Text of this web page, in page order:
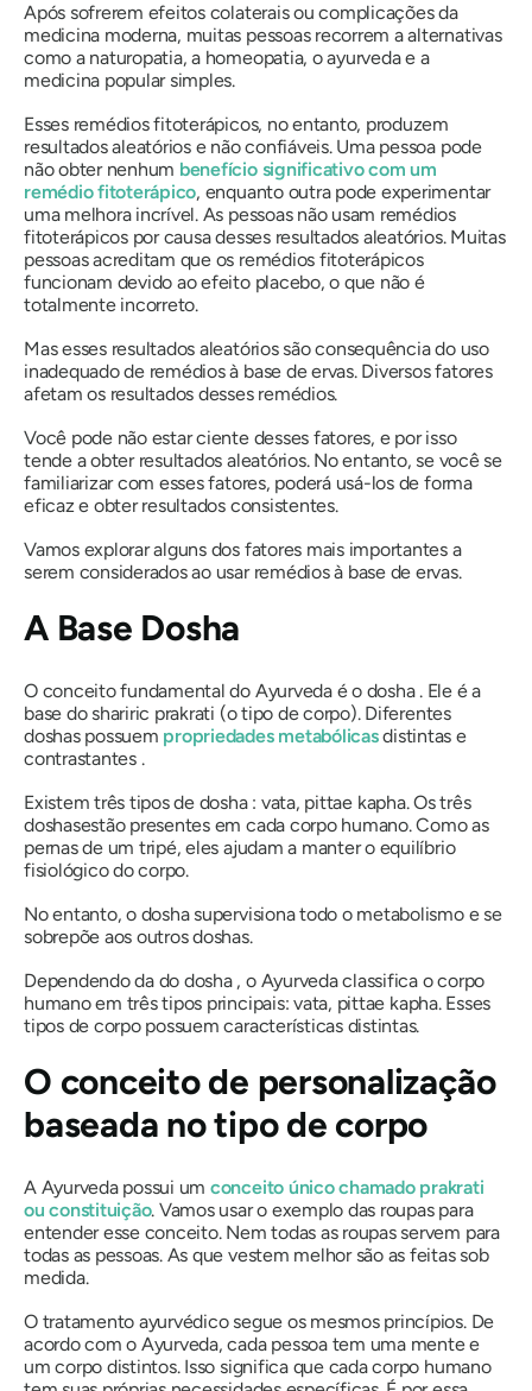
Após sofrerem efeitos colaterais ou complicações da
medicina moderna, muitas pessoas recorrem a alternativas
como a naturopatia, a homeopatia, o ayurveda e a
medicina popular simples.
Esses remédios fitoterápicos, no entanto, produzem
resultados aleatórios e não confiáveis. Uma pessoa pode
não obter nenhum benefício significativo com um
remédio fitoterápico, enquanto outra pode experimentar
uma melhora incrível. As pessoas não usam remédios
fitoterápicos por causa desses resultados aleatórios. Muitas
pessoas acreditam que os remédios fitoterápicos
funcionam devido ao efeito placebo, o que não é
totalmente incorreto.
Mas esses resultados aleatórios são consequência do uso
inadequado de remédios à base de ervas. Diversos fatores
afetam os resultados desses remédios.
Você pode não estar ciente desses fatores, e por isso
tende a obter resultados aleatórios. No entanto, se você se
familiarizar com esses fatores, poderá usá-los de forma
eficaz e obter resultados consistentes.
Vamos explorar alguns dos fatores mais importantes a
serem considerados ao usar remédios à base de ervas.
A Base Dosha
O conceito fundamental do Ayurveda éo dosha. Ele é a
base do shariric prakrati (o tipo de corpo). Diferentes
doshaspossuem propriedades metabólicasdistintas e
contrastantes .
Existem três tipos de dosha: vata, pittae kapha. Os três
doshasestão presentes em cada corpo humano. Como as
pernas de um tripé, eles ajudam a manter o equilíbrio
fisiológico do corpo.
No entanto, o doshasupervisiona todo o metabolismo e se
sobrepõe aos outrosdoshas.
Dependendo da do dosha, o Ayurveda classifica o corpo
humano em três tipos principais:vata, pittae kapha. Esses
tipos de corpo possuem características distintas.
O conceito de personalização
baseada no tipo de corpo
A Ayurveda possui um conceito único chamado prakrati
ou constituição. Vamos usar o exemplo das roupas para
entender esse conceito. Nem todas as roupas servem para
todas as pessoas. As que vestem melhor são as feitas sob
medida.
O tratamento ayurvédico segue os mesmos princípios. De
acordo com o Ayurveda, cada pessoa tem uma mente e
um corpo distintos. Isso significa que cada corpo humano